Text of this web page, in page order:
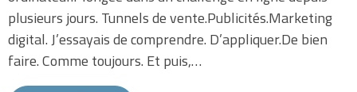
plusieurs jours. Tunnels de vente.Publicités.Marketing
digital. J’essayais de comprendre. D’appliquer.De bien
faire. Comme toujours. Et puis,…